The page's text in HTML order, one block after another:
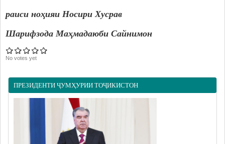
раиси ноҳияи Носири Хусрав
Шарифзода Маҳмадаюби Сайнимон
No votes yet
ПРЕЗИДЕНТИ ҶУМҲУРИИ ТОҶИКИСТОН